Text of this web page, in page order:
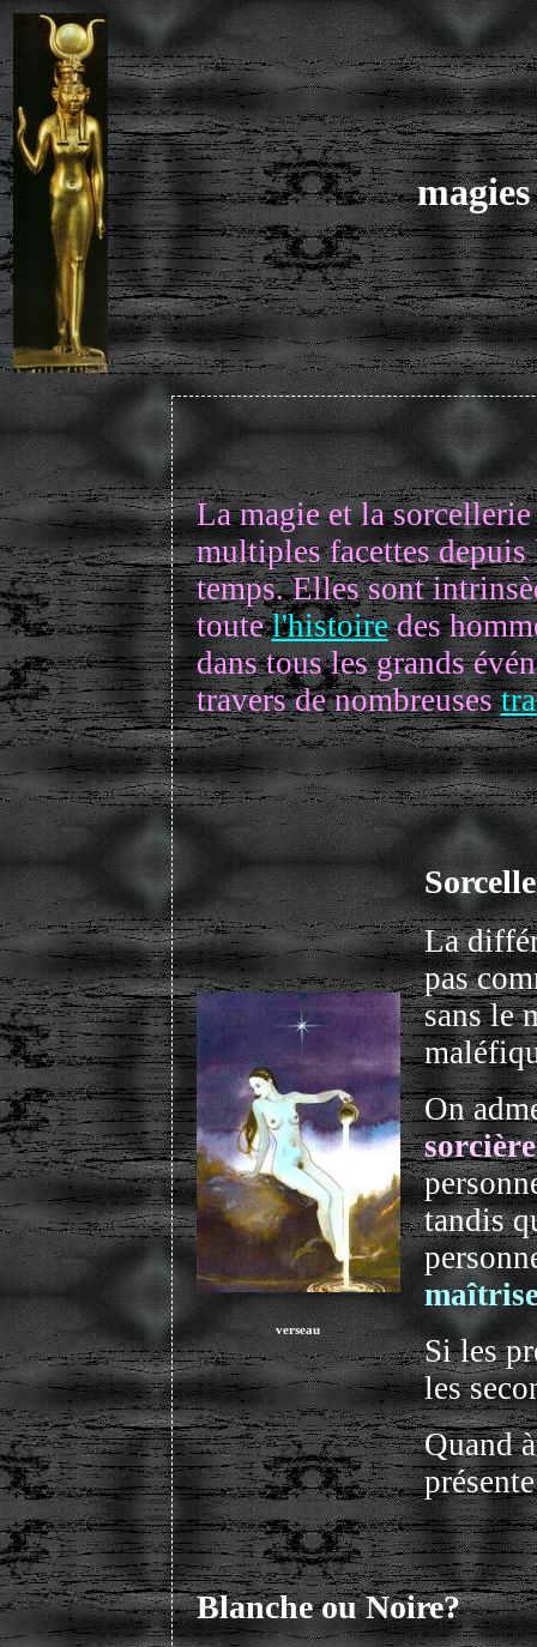
La magie et la
multiples facettes depuis
temps. Elles sont
toutel'histoiredes
dans tous les grands
travers de nombreuses
verseau
La
pas
sans le
On
sorcière
tandis
Si les
les
Quand
Blanche ou Noire?